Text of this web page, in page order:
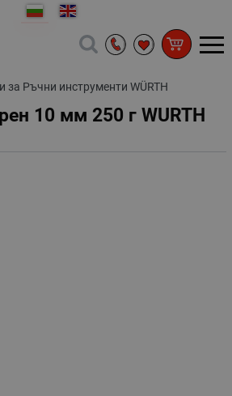
за Ръчни инструменти WÜRTH
10 мм 250 г WURTH